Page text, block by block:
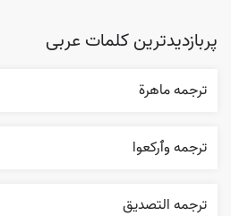
پربازدیدترین کلمات عربی
ترجمه ماهرة
ترجمه وٱرکعوا
ترجمه التصديق